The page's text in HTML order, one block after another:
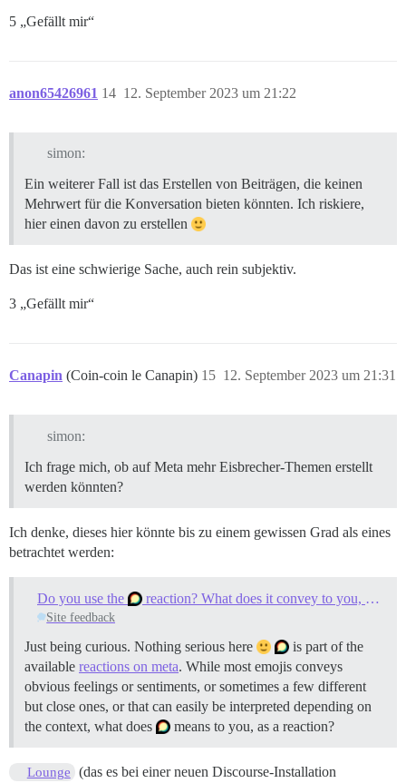
5 „Gefällt mir“
anon65426961 12. September 2023 um 21:22
14
simon:
Ein weiterer Fall ist das Erstellen von Beiträgen, die keinen
Mehrwert für die Konversation bieten könnten. Ich riskiere,
hier einen davon zu erstellen
Das ist eine schwierige Sache, auch rein subjektiv.
3 „Gefällt mir“
Canapin (Coin-coin le Canapin) 12. September 2023 um 21:31
15
simon:
Ich frage mich, ob auf Meta mehr Eisbrecher-Themen erstellt
werden könnten?
Ich denke, dieses hier könnte bis zu einem gewissen Grad als eines
betrachtet werden:
Do you use the reaction? What does it convey to you, and what does it mean when you use it?
Site feedback
Just being curious. Nothing serious here
is part of the
available reactions on meta. While most emojis conveys
obvious feelings or sentiments, or sometimes a few different
but close ones, or that can easily be interpreted depending on
the context, what does
means to you, as a reaction?
Lounge
(das es bei einer neuen Discourse-Installation